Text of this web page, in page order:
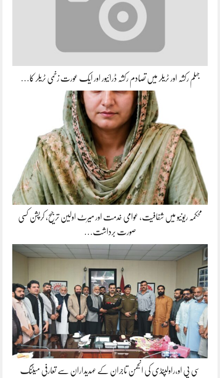
جہلم رکشہ اور ٹریلر میں تصادم رکشہ ڈرائیور اور ایک عورت زخمی ٹریلر کا…
محکمہ ریونیو میں شفافیت، عوامی خدمت اور میرٹ اولین ترجیح، کرپشن کسی
صورت برداشت…
سی پی او،راولپنڈی کی انجمن تاجران کے عہدیداران سے تعارفی میٹنگ